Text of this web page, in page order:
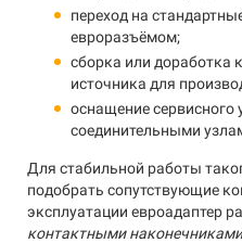
переход на
евроразъёмом;
сборка или доработка
источника для
оснащение
соединительными
Для стабильной работы
подобрать сопутствующие
эксплуатации евроадаптер
контактными наконечниками